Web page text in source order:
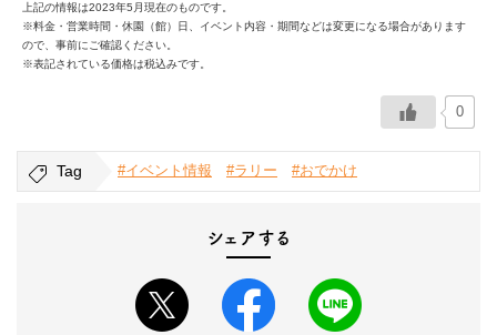
上記の情報は2023年5月現在のものです。
※料金・営業時間・休園（館）日、イベント内容・期間などは変更になる場合があります
ので、事前にご確認ください。
※表記されている価格は税込みです。
0
Tag #イベント情報 #ラリー #おでかけ
シェアする